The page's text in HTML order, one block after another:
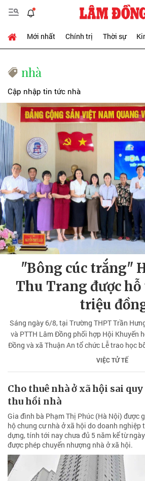
Mới nhất Chính trị Thời sự
nhà
Cập nhập tin tức nhà
"Bông cúc trắng"
Thu Trang được hỗ
triệu
Sáng ngày 6/8, tại Trường THPT Trần
và PTTH Lâm Đồng phối hợp Hội Khuyến
Đồng và xã Thuận An tổ chức Lễ trao học
bước đến trường cho em Hoàng Thị Thu
Trường THPT Trần Hưng Đạo. Chương
VIỆC TỬ TẾ
Cho thuê nhà ở xã hội sai
thu hồi nhà
Gia đình bà Phạm Thị Phúc (Hà Nội) được
hộ chung cư nhà ở xã hội do doanh nghiệp
dựng, tính tới nay chưa đủ 5 năm kể từ
được phép chuyển nhượng nhà ở xã hội.